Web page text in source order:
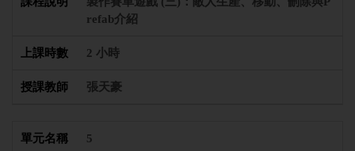
refab介紹
2 小時
張天豪
5